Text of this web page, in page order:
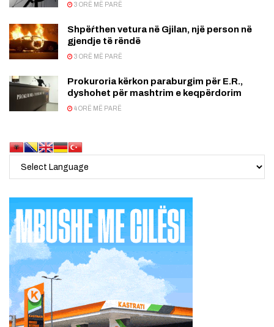
3 ORË MË PARË
Shpëŕthen vetura në Gjilan, një person në
gjendje të rëndë
3 ORË MË PARË
Prokuroria kërkon paraburgim për E.R.,
dyshohet për mashtrim e keqpërdorim
4 ORË MË PARË